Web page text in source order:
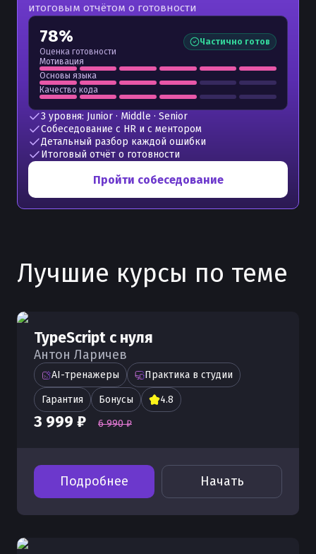
итоговым отчётом о готовности
78%
Оценка готовности
Частично готов
Мотивация
Основы языка
Качество кода
3 уровня: Junior · Middle · Senior
Собеседование с HR и с ментором
Детальный разбор каждой ошибки
Итоговый отчёт о готовности
Пройти собеседование
Лучшие курсы по теме
TypeScript с нуля
Антон Ларичев
AI-тренажеры Практика в студии
Гарантия Бонусы 4.8
3 999 ₽ 6 990 ₽
Подробнее Начать